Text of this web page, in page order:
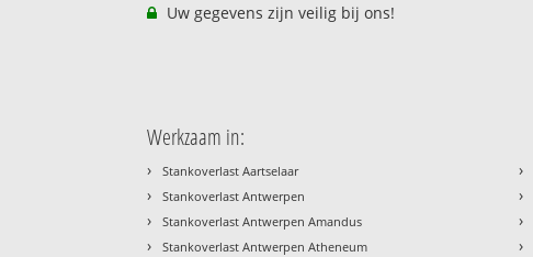
Uw gegevens zijn veilig bij ons!
Werkzaam in:
› Stankoverlast Aartselaar
› Stankoverlast Antwerpen
› Stankoverlast Antwerpen Amandus
› Stankoverlast Antwerpen Atheneum
›
›
›
›